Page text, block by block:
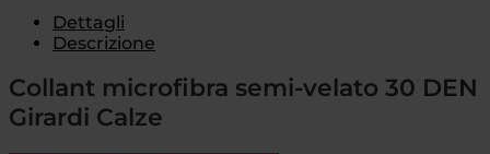
Dettagli
Descrizione
Collant microfibra semi-velato 30 DEN
Girardi Calze